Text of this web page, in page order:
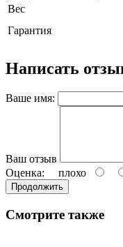
Вес
Гарантия
Написать
Ваше имя:
Ваш отзыв
Оценка: плохо
Продолжить
Смотрите также